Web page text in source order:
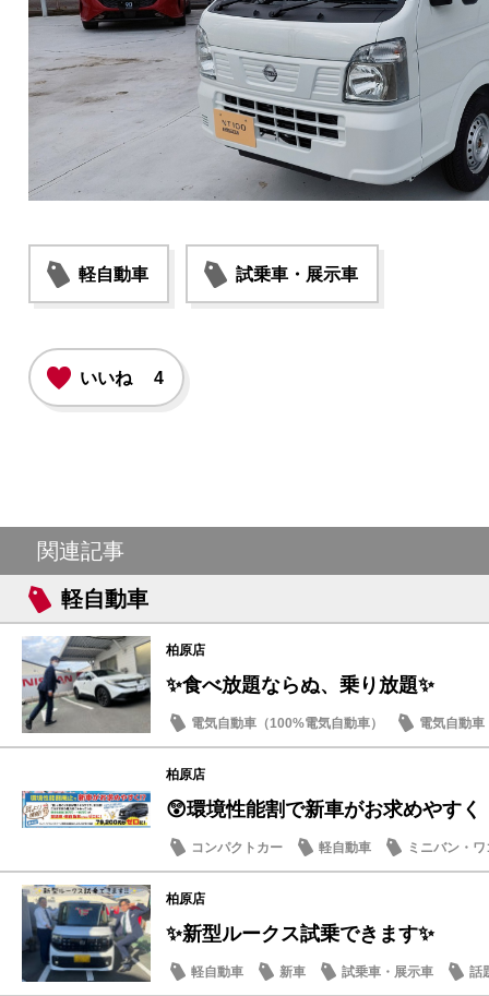
軽自動車 試乗車・展示車
いいね 4
関連記事
軽自動車
柏原店
✨食べ放題ならぬ、乗り放題✨
電気自動車（100%電気自動車）
電気自動車
軽自動車
ミニバン・ワゴン
柏原店
😲環境性能割で新車がお求めやすく
コンパクトカー 軽自動車 ミニバン・
柏原店
✨新型ルークス試乗できます✨
軽自動車 新車 試乗車・展示車 話